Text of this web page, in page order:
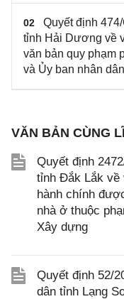
02
Quyết định
tỉnh Hải Dương về
văn bản quy phạm
và Ủy ban nhân
VĂN BẢN CÙNG
Quyết định
tỉnh Đắk Lắk về
hành chính
nhà ở thuộc
Xây dựng
Quyết định 52/
dân tỉnh Lạng